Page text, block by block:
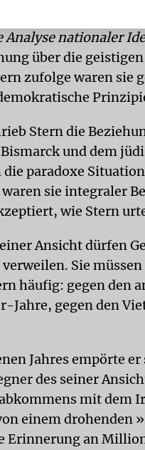
Analyse nationaler
über die
zufolge waren sie
Stern die
und dem
paradoxe
sie integraler
wie Stern
Ansicht dürfen
Sie müssen
häufig: gegen den
Jahre, gegen den
Jahres empörte
des seiner
mit dem
einem drohenden
Erinnerung an